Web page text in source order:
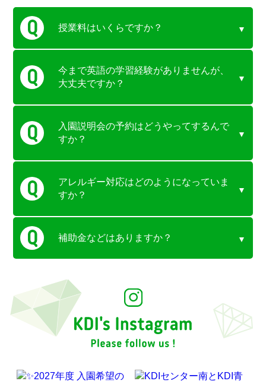
授業料はいくらですか？
今まで英語の学習経験がありませんが、
大丈夫ですか？
入園説明会の予約はどうやってするんで
すか？
アレルギー対応はどのようになっていま
すか？
補助金などはありますか？